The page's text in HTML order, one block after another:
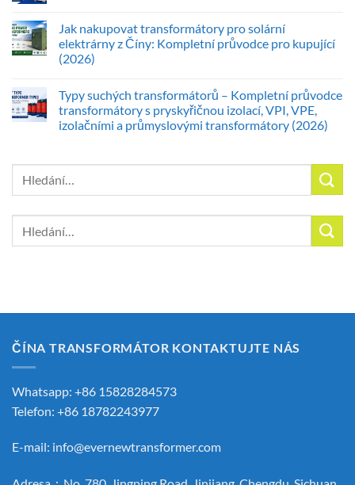
Jak nakupovat transformátory pro solární
elektrárny z Číny: Kompletní průvodce pro kupující
(2026)
Typy suchých transformátorů – Kompletní průvodce
transformátory s pryskyřičnou izolací, VPI, VPE,
izolačními a průmyslovými transformátory (2026)
ČÍNA TRANSFORMÁTOR KONTAKTUJTE NÁS
Whatsapp: +86 15828284573
Telefon: +86 18782243977
E-mail: info@evernewtransformer.com